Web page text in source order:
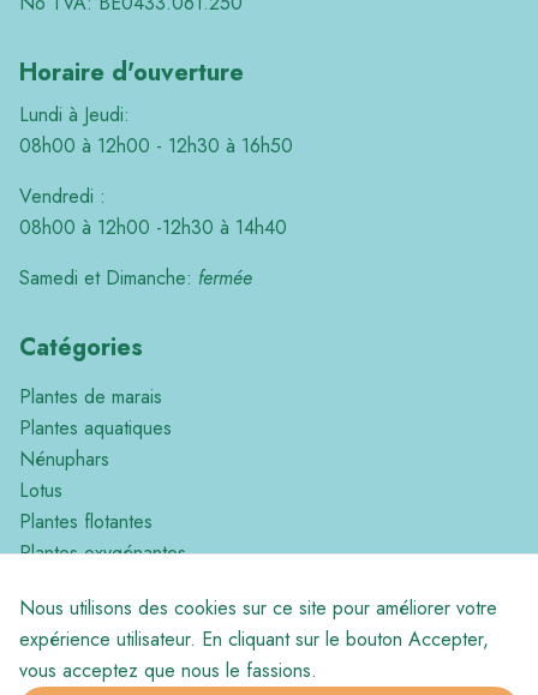
Horaire d'ouverture
Lundi à Jeudi:
08h00 à 12h00 - 12h30 à 16h50
Vendredi :
08h00 à 12h00 -12h30 à 14h40
Samedi et Dimanche: fermée
Catégories
Plantes de marais
Plantes aquatiques
Nénuphars
Lotus
Plantes flotantes
Plantes oxygénantes
Divers
Nous utilisons des cookies sur ce site pour améliorer votre
expérience utilisateur. En cliquant sur le bouton Accepter,
vous acceptez que nous le fassions.